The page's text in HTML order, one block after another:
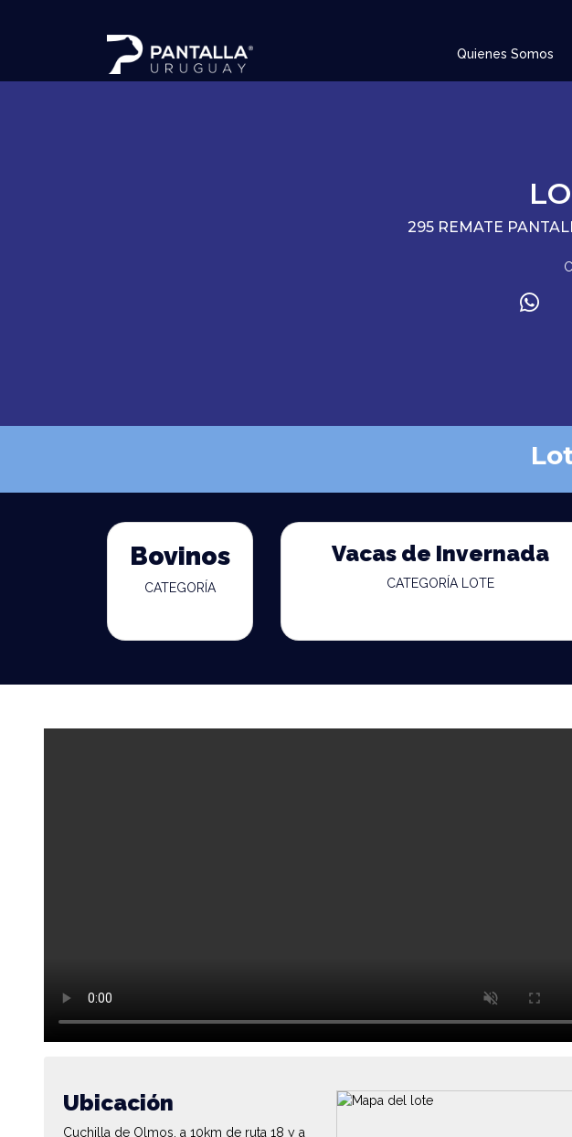
Quienes Somos
295 REMATE
Bovinos
CATEGORÍA
Vacas de Invernada
CATEGORÍA LOTE
Ubicación
Cuchilla de Olmos, a 10km de ruta 18 y a